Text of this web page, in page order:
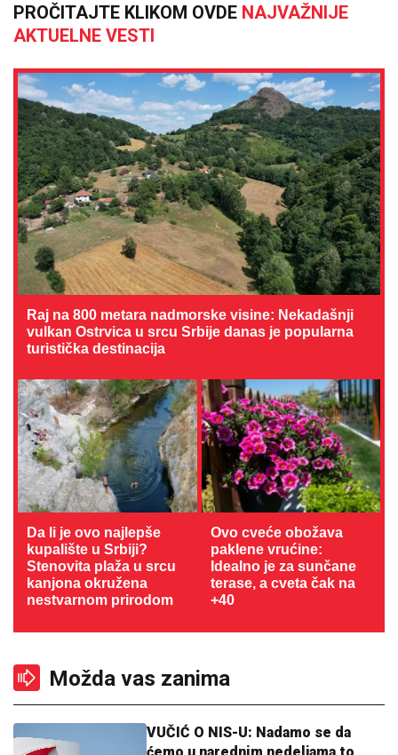
PROČITAJTE KLIKOM OVDE NAJVAŽNIJE
AKTUELNE VESTI
Raj na 800 metara nadmorske visine: Nekadašnji
vulkan Ostrvica u srcu Srbije danas je popularna
turistička destinacija
Da li je ovo najlepše
kupalište u Srbiji?
Stenovita plaža u srcu
kanjona okružena
nestvarnom prirodom
Ovo cveće obožava
paklene vrućine:
Idealno je za sunčane
terase, a cveta čak na
+40
Možda vas zanima
VUČIĆ O NIS-U: Nadamo se da